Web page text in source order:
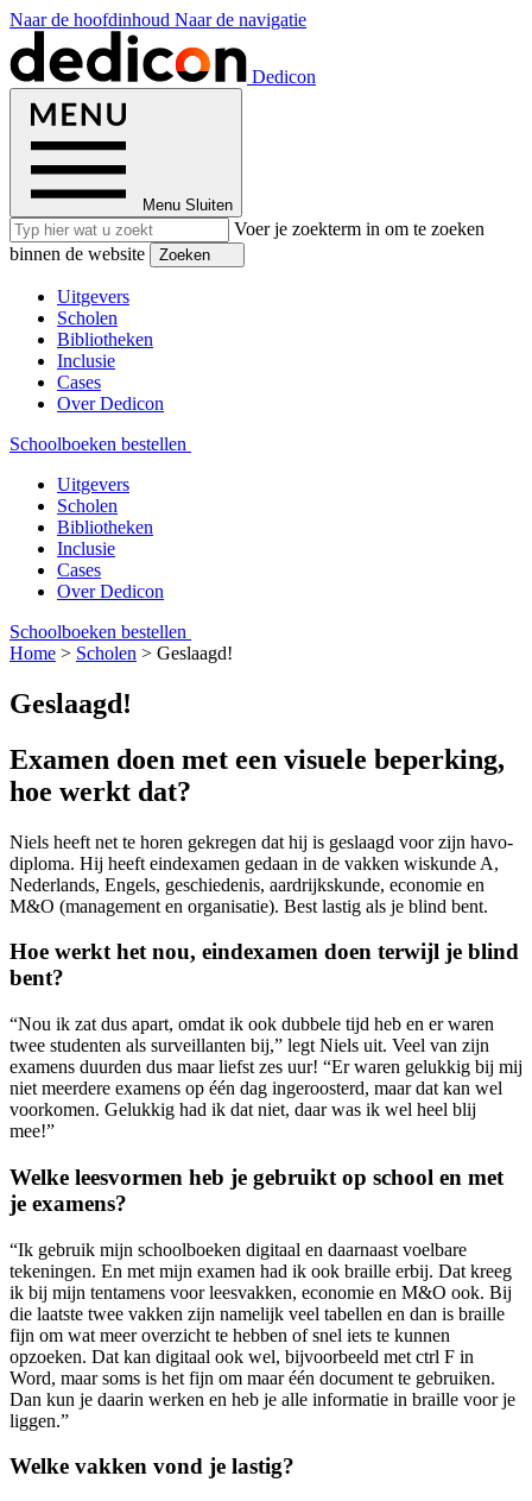
Naar de hoofdinhoud Naar de navigatie
Dedicon
Menu Sluiten
Voer je zoekterm in om te zoeken
binnen de website
Zoeken
Uitgevers
Scholen
Bibliotheken
Inclusie
Cases
Over Dedicon
Schoolboeken bestellen
Uitgevers
Scholen
Bibliotheken
Inclusie
Cases
Over Dedicon
Schoolboeken bestellen
Home > Scholen > Geslaagd!
Geslaagd!
Examen doen met een visuele beperking,
hoe werkt dat?
Niels heeft net te horen gekregen dat hij is geslaagd voor zijn havo-
diploma. Hij heeft eindexamen gedaan in de vakken wiskunde A,
Nederlands, Engels, geschiedenis, aardrijkskunde, economie en
M&O (management en organisatie). Best lastig als je blind bent.
Hoe werkt het nou, eindexamen doen terwijl je blind
bent?
“Nou ik zat dus apart, omdat ik ook dubbele tijd heb en er waren
twee studenten als surveillanten bij,” legt Niels uit. Veel van zijn
examens duurden dus maar liefst zes uur! “Er waren gelukkig bij mij
niet meerdere examens op één dag ingeroosterd, maar dat kan wel
voorkomen. Gelukkig had ik dat niet, daar was ik wel heel blij
mee!”
Welke leesvormen heb je gebruikt op school en met
je examens?
“Ik gebruik mijn schoolboeken digitaal en daarnaast voelbare
tekeningen. En met mijn examen had ik ook braille erbij. Dat kreeg
ik bij mijn tentamens voor leesvakken, economie en M&O ook. Bij
die laatste twee vakken zijn namelijk veel tabellen en dan is braille
fijn om wat meer overzicht te hebben of snel iets te kunnen
opzoeken. Dat kan digitaal ook wel, bijvoorbeeld met ctrl F in
Word, maar soms is het fijn om maar één document te gebruiken.
Dan kun je daarin werken en heb je alle informatie in braille voor je
liggen.”
Welke vakken vond je lastig?